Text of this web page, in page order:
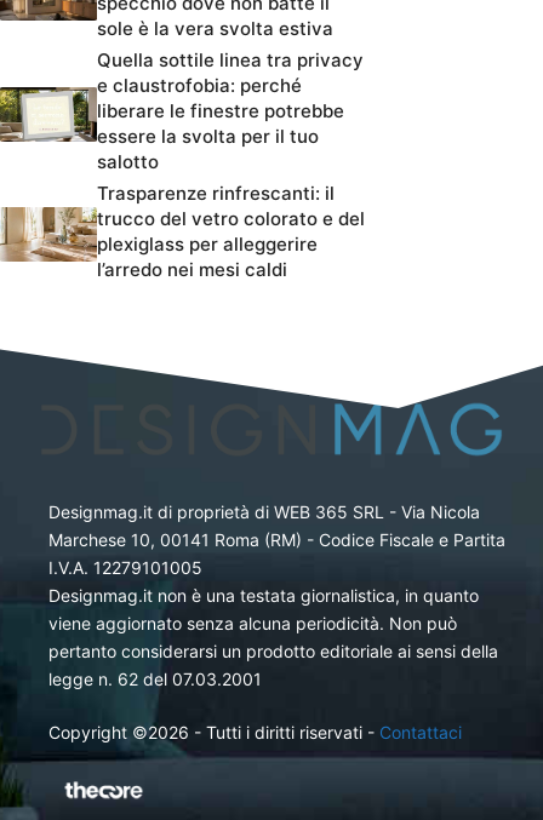
sole è la vera svolta estiva
Quella sottile linea tra privacy
e claustrofobia: perché
liberare le finestre potrebbe
essere la svolta per il tuo
salotto
Trasparenze rinfrescanti: il
trucco del vetro colorato e del
plexiglass per alleggerire
l’arredo nei mesi caldi
Designmag.it di proprietà di WEB 365 SRL - Via Nicola
Marchese 10, 00141 Roma (RM) - Codice Fiscale e Partita
I.V.A. 12279101005
Designmag.it non è una testata giornalistica, in quanto
viene aggiornato senza alcuna periodicità. Non può
pertanto considerarsi un prodotto editoriale ai sensi della
legge n. 62 del 07.03.2001
Copyright ©2026 - Tutti i diritti riservati - Contattaci